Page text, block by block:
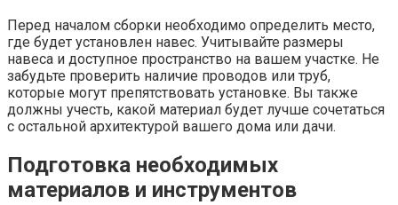
Перед началом сборки необходимо определить место,
где будет установлен навес. Учитывайте размеры
навеса и доступное пространство на вашем участке. Не
забудьте проверить наличие проводов или труб,
которые могут препятствовать установке. Вы также
должны учесть, какой материал будет лучше сочетаться
с остальной архитектурой вашего дома или дачи.
Подготовка необходимых
материалов и инструментов